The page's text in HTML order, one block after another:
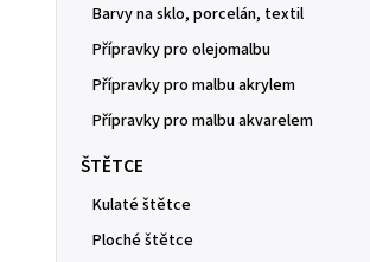
Barvy na sklo, porcelán, textil
Přípravky pro olejomalbu
Přípravky pro malbu akrylem
Přípravky pro malbu akvarelem
ŠTĚTCE
Kulaté štětce
Ploché štětce